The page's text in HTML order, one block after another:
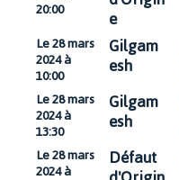
20:00 e
Le 28 mars
2024 à
10:00
Gilgam
esh
Le 28 mars
2024 à
13:30
Gilgam
esh
Le 28 mars
2024 à Défaut